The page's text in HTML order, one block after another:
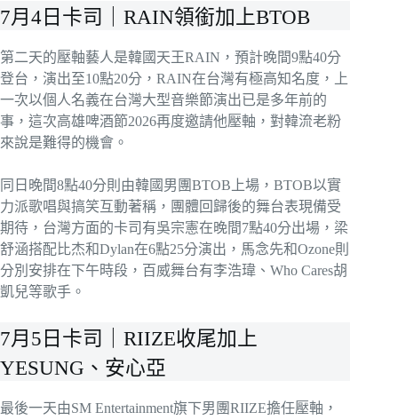
7月4日卡司｜RAIN領銜加上BTOB
第二天的壓軸藝人是韓國天王RAIN，預計晚間9點40分
登台，演出至10點20分，RAIN在台灣有極高知名度，上
一次以個人名義在台灣大型音樂節演出已是多年前的
事，這次高雄啤酒節2026再度邀請他壓軸，對韓流老粉
來說是難得的機會。
同日晚間8點40分則由韓國男團BTOB上場，BTOB以實
力派歌唱與搞笑互動著稱，團體回歸後的舞台表現備受
期待，台灣方面的卡司有吳宗憲在晚間7點40分出場，梁
舒涵搭配比杰和Dylan在6點25分演出，馬念先和Ozone則
分別安排在下午時段，百威舞台有李浩瑋、Who Cares胡
凱兒等歌手。
7月5日卡司｜RIIZE收尾加上
YESUNG、安心亞
最後一天由SM Entertainment旗下男團RIIZE擔任壓軸，